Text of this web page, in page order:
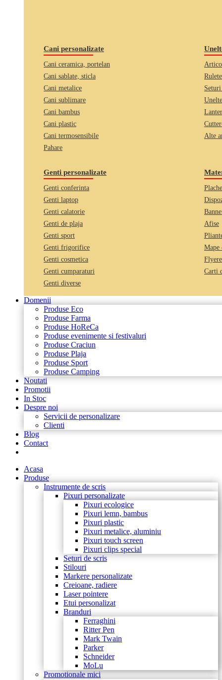
Cani personalizate
Cani ceramica, portelan
Cani sablate, sticla
Cani metalice
Cani sublimare
Cani bambus
Cani plastic
Cani termosensibile
Pahare
Rulete
Alte
Genti personalizate
Genti conferinta
Genti laptop
Genti calatorie
Genti de plaja
Genti sport
Genti frigorifice
Genti cosmetica
Genti cumparaturi
Genti diverse
Afise
Mape
Flyere
Carti
Domenii
Produse Eco
Produse Farma
Produse HoReCa
Produse evenimente si festivaluri
Produse Craciun
Produse Plaja
Produse Sport
Produse Camping
Noutati
Promotii
In Stoc
Despre noi
Servicii de personalizare
Clienti
Blog
Contact
Acasa
Produse
Instrumente de scris
Pixuri personalizate
Pixuri ecologice
Pixuri lemn, bambus
Pixuri plastic
Pixuri metalice, aluminiu
Pixuri touch screen
Pixuri clips special
Seturi de scris
Stilouri
Markere personalizate
Creioane, radiere
Laser pointere
Etui personalizat
Branduri
Ferraghini
Ritter Pen
Mark Twain
Parker
Schneider
MoLu
Promotionale mici